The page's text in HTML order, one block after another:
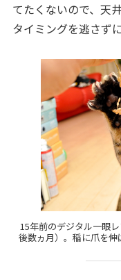
てたくないので、天
タイミングを逃さず
15年前のデジタル一眼
後数ヵ月）。稲に爪を伸